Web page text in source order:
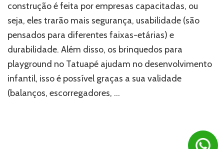
comprar
construção é feita por empresas capacitadas, ou
seja, eles trarão mais segurança, usabilidade (são
pensados para diferentes faixas-etárias) e
durabilidade. Além disso, os brinquedos para
playground no Tatuapé ajudam no desenvolvimento
infantil, isso é possível graças a sua validade
(balanços, escorregadores, …